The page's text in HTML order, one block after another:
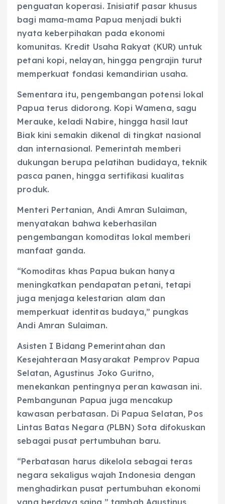
penguatan koperasi. Inisiatif pasar khusus
bagi mama-mama Papua menjadi bukti
nyata keberpihakan pada ekonomi
komunitas. Kredit Usaha Rakyat (KUR) untuk
petani kopi, nelayan, hingga pengrajin turut
memperkuat fondasi kemandirian usaha.
Sementara itu, pengembangan potensi lokal
Papua terus didorong. Kopi Wamena, sagu
Merauke, keladi Nabire, hingga hasil laut
Biak kini semakin dikenal di tingkat nasional
dan internasional. Pemerintah memberi
dukungan berupa pelatihan budidaya, teknik
pasca panen, hingga sertifikasi kualitas
produk.
Menteri Pertanian, Andi Amran Sulaiman,
menyatakan bahwa keberhasilan
pengembangan komoditas lokal memberi
manfaat ganda.
“Komoditas khas Papua bukan hanya
meningkatkan pendapatan petani, tetapi
juga menjaga kelestarian alam dan
memperkuat identitas budaya,” pungkas
Andi Amran Sulaiman.
Asisten I Bidang Pemerintahan dan
Kesejahteraan Masyarakat Pemprov Papua
Selatan, Agustinus Joko Guritno,
menekankan pentingnya peran kawasan ini.
Pembangunan Papua juga mencakup
kawasan perbatasan. Di Papua Selatan, Pos
Lintas Batas Negara (PLBN) Sota difokuskan
sebagai pusat pertumbuhan baru.
“Perbatasan harus dikelola sebagai teras
negara sekaligus wajah Indonesia dengan
menghadirkan pusat pertumbuhan ekonomi